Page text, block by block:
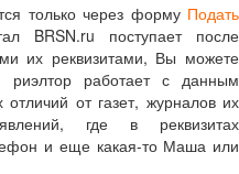
только через форму Подать
BRSN.ru поступает после
их реквизитами, Вы можете
риэлтор работает с данным
от газет, журналов их
где в реквизитах
и еще какая-то Маша или